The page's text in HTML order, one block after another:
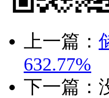
上一篇：
632.77%
下一篇：